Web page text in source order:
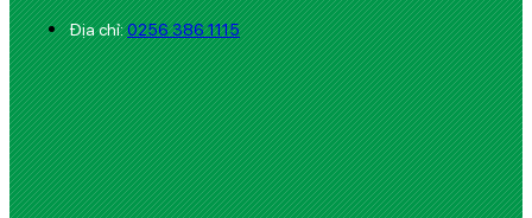
Địa chỉ:0256 386 1115